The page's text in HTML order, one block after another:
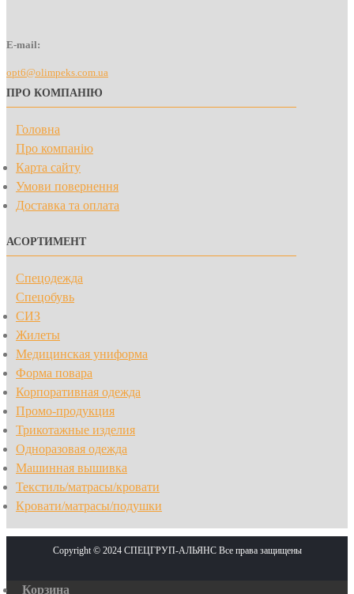
E-mail:
opt6@olimpeks.com.ua
ПРО КОМПАНІЮ
Головна
Про компанію
Карта сайту
Умови повернення
Доставка та оплата
АСОРТИМЕНТ
Спецодежда
Спецобувь
СИЗ
Жилеты
Медицинская униформа
Форма повара
Корпоративная одежда
Промо-продукция
Трикотажные изделия
Одноразовая одежда
Машинная вышивка
Текстиль/матрасы/кровати
Кровати/матрасы/подушки
Copyright © 2024 СПЕЦГРУП-АЛЬЯНС Все права защищены
Корзина